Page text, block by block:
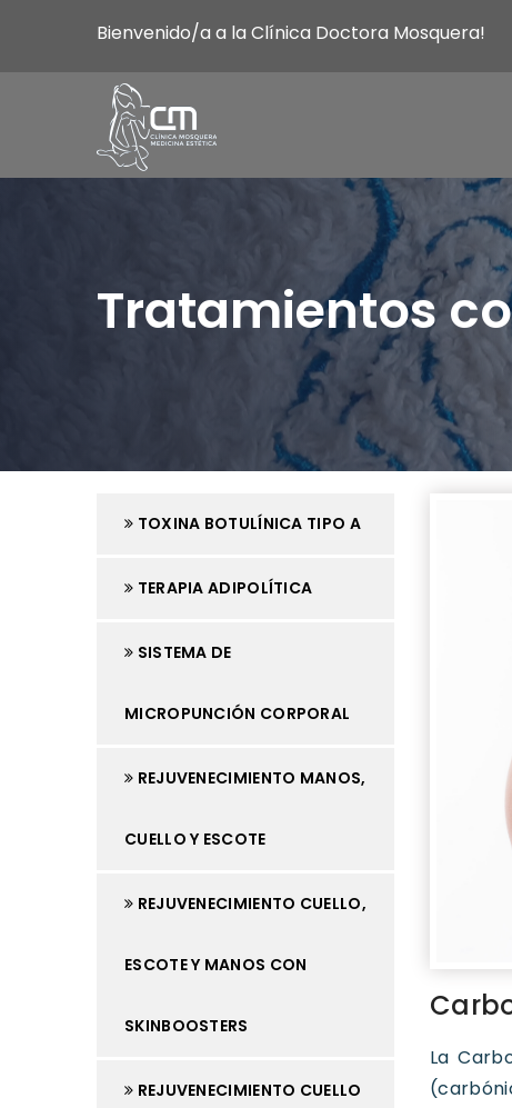
Bienvenido/a a la Clínica Doctora Mosquera!
Tratamientos
TOXINA BOTULÍNICA TIPO A
TERAPIA ADIPOLÍTICA
SISTEMA DE
MICROPUNCIÓN CORPORAL
REJUVENECIMIENTO MANOS,
CUELLO Y ESCOTE
REJUVENECIMIENTO CUELLO,
ESCOTE Y MANOS CON
SKINBOOSTERS
REJUVENECIMIENTO CUELLO
La